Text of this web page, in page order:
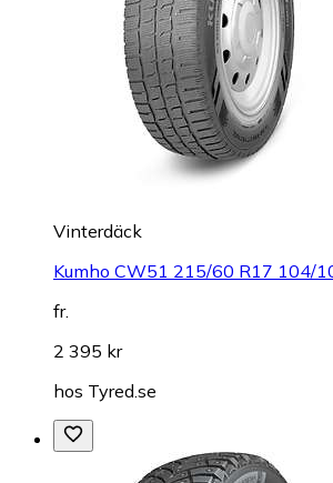
Vinterdäck
Kumho CW51 215/60 R17 104/
fr.
2 395 kr
hos Tyred.se